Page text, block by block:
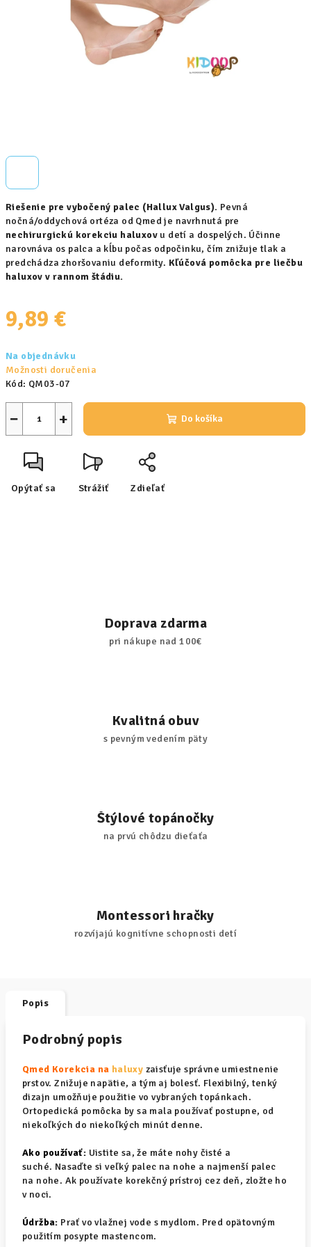
Riešenie pre vybočený palec (Hallux Valgus). Pevná
nočná/oddychová ortéza od Qmed je navrhnutá pre
nechirurgickú korekciu haluxovu detí a dospelých. Účinne
narovnáva os palca a kĺbu počas odpočinku, čím znižuje tlak a
predchádza zhoršovaniu deformity. Kľúčová pomôcka pre liečbu
haluxov v rannom štádiu.
9,89 €
cena:
Na objednávku
Možnosti doručenia
Kód: QM03-07
+
− Do košíka
Opýtať sa Strážiť Zdieľať
Doprava zdarma
pri nákupe nad 100€
Kvalitná obuv
s pevným vedením päty
Štýlové topánočky
na prvú chôdzu dieťaťa
Montessori hračky
rozvíjajú kognitívne schopnosti detí
Popis
Podrobný popis
Qmed Korekcia na haluxy zaisťuje správne umiestnenie
prstov. Znižuje napätie, a tým aj bolesť. Flexibilný, tenký
dizajn umožňuje použitie vo vybraných topánkach.
Ortopedická pomôcka by sa mala používať postupne, od
niekoľkých do niekoľkých minút denne.
Ako používať: Uistite sa, že máte nohy čisté a
suché. Nasaďte si veľký palec na nohe a najmenší palec
na nohe. Ak používate korekčný prístroj cez deň, zložte ho
v noci.
Údržba: Prať vo vlažnej vode s mydlom. Pred opätovným
použitím posypte mastencom.